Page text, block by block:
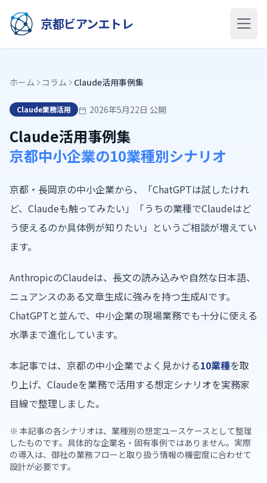
京都ビアンエトレ
ホーム コラム Claude活用事例集
Claude業務活用 2026年5月22日 公開
Claude活用事例集
京都中小企業の10業種別シナリオ
京都・長岡京の中小企業から、「ChatGPTは試したけれ
ど、Claudeも触ってみたい」「うちの業種でClaudeはど
う使えるのか具体例が知りたい」というご相談が増えてい
ます。
AnthropicのClaudeは、長文の読み込みや自然な日本語、
ニュアンスのある文章生成に強みを持つ生成AIです。
ChatGPTと並んで、中小企業の現場業務でも十分に使える
水準まで進化しています。
本記事では、京都の中小企業でよく見かける10業種を取
り上げ、Claudeを業務で活用する想定シナリオを実務家
目線で整理しました。
※ 本記事の各シナリオは、業種別の想定ユースケースとして整理
したものです。具体的な企業名・固有事例ではありません。実際
の導入は、御社の業務フローと取り扱う情報の機密度に合わせて
設計が必要です。